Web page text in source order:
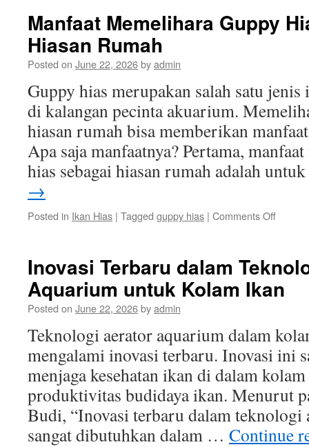
Manfaat Memelihara Guppy
Hiasan Rumah
Posted on June 22, 2026byadmin
Guppy hias merupakan salah satu
di kalangan pecinta akuarium.
hiasan rumah bisa memberikan
Apa saja manfaatnya? Pertama,
hias sebagai hiasan rumah adalah
→
Posted in Ikan Hias | Tagged guppy hias | Comments Offon
Hias
sebagai
Hiasan
Inovasi Terbaru dalam
Aquarium untuk Kolam Ikan
Posted on June 22, 2026byadmin
Teknologi aerator aquarium dalam
mengalami inovasi terbaru. Inovasi ini
menjaga kesehatan ikan di dalam
produktivitas budidaya ikan. Menurut
Budi, “Inovasi terbaru dalam teknologi
sangat dibutuhkan dalam … Continue